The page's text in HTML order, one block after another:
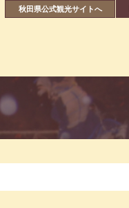
秋田県公式観光サイトへ